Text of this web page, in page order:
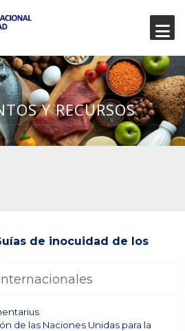
Y RECURSOS
de inocuidad de los
de las Naciones Unidas para la